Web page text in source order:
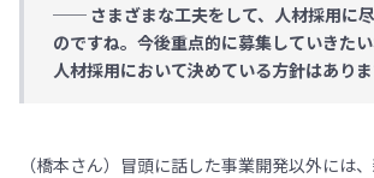
── さまざまな工夫をして、人材採用に
のですね。今後重点的に募集していきたい
人材採用において決めている方針はあり
（橋本さん）冒頭に話した事業開発以外には